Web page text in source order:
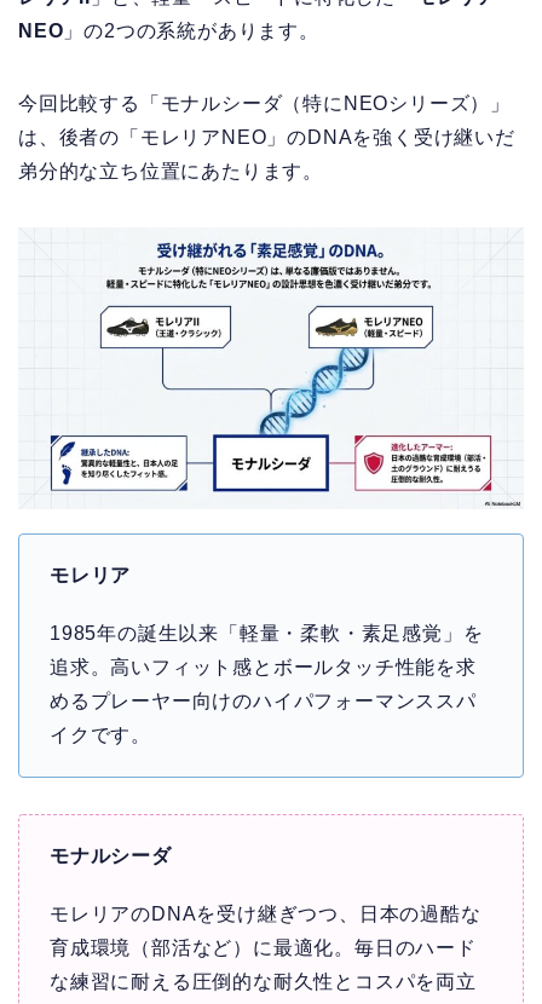
NEO 」の2つの系統があります。
今回比較する「モナルシーダ（特にNEOシリーズ）」
は、後者の「モレリアNEO」のDNAを強く受け継いだ
弟分的な立ち位置にあたります。
モレリア
1985年の誕生以来「軽量・柔軟・素足感覚」を
追求。高いフィット感とボールタッチ性能を求
めるプレーヤー向けのハイパフォーマンススパ
イクです。
モナルシーダ
モレリアのDNAを受け継ぎつつ、日本の過酷な
育成環境（部活など）に最適化。毎日のハード
な練習に耐える圧倒的な耐久性とコスパを両立